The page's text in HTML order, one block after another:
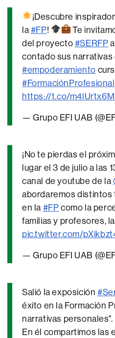
¡Descubre
la#FP!
Te
del proyecto#SERFP
contado sus narrativas
#empoderamiento
#FormaciónProfesional
https://t.co/
— Grupo EFI UAB
¡No te pierdas el
lugar el 3 de julio a las
canal de youtube de la
abordaremos
en la #FPcomo la
familias y profesores, la
pic.twitter.com/
— Grupo EFI UAB
Salió la exposición
éxito en la Formación
narrativas
En él compartimos las